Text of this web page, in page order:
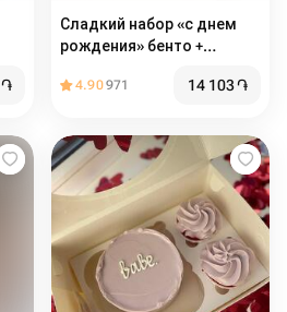
֏
Сладкий набор «с днем
рождения» бенто +
4.90971 14 103֏